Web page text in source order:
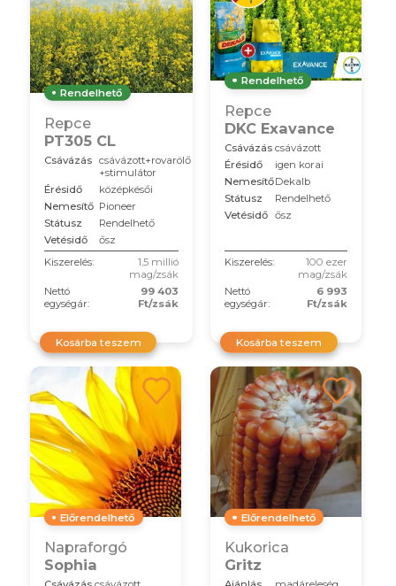
Rendelhető
Repce
PT305 CL
Csávázás csávázott+rovarölő
+stimulátor
Érésidő
középkésői
Nemesítő Pioneer
Státusz
Rendelhető
Vetésidő
ősz
Kiszerelés:
1,5 millió
mag/zsák
Nettó
egységár:
99 403
Ft/zsák
Kosárba teszem
Rendelhető
Repce
DKC Exavance
Csávázás csávázott
Érésidő
igen korai
NemesítőDekalb
Státusz
Rendelhető
Vetésidő
ősz
Kiszerelés:
100 ezer
mag/zsák
Nettó
egységár:
6 993
Ft/zsák
Kosárba teszem
Előrendelhető
Napraforgó
Sophia
Előrendelhető
Kukorica
Gritz